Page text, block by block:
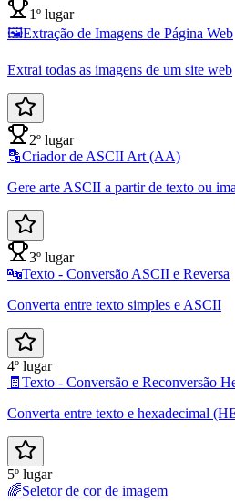
1º lugar
🖼️Extração de Imagens de Página Web
Extrai todas as imagens de um site web
2º lugar
🔡Criador de ASCII Art (AA)
Gere arte ASCII a partir de texto ou
3º lugar
🔤Texto - Conversão ASCII e Reversa
Converta entre texto simples e ASCII
4º lugar
🧾 Texto - Conversão e Reconversão
Converta entre texto e hexadecimal
5º lugar
🌈Seletor de cor de imagem